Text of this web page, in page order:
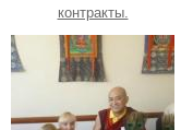
контракты.